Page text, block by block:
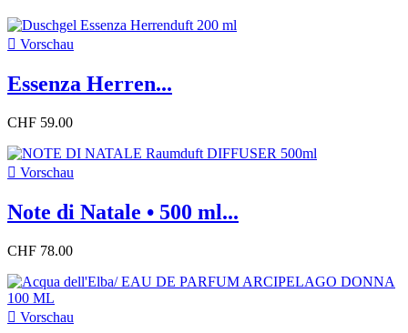
 Vorschau
Essenza Herren...
CHF 59.00
 Vorschau
Note di Natale • 500 ml...
CHF 78.00
 Vorschau